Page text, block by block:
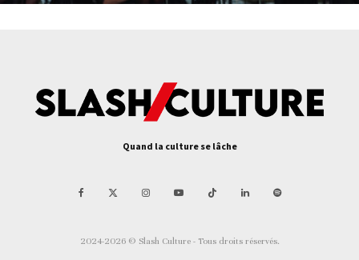
Quand la culture se lâche
2024-2026 © Slash Culture - Tous droits réservés.